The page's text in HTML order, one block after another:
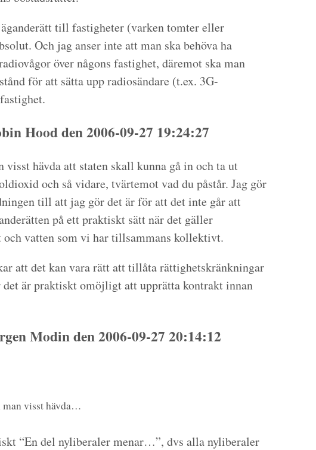
till fastigheter (varken tomter eller
Och jag anser inte att man ska behöva ha
över någons fastighet, däremot ska man
för att sätta upp radiosändare (t.ex. 3G-
Hood den 2006-09-27 19:24:27
visst hävda att staten skall kunna gå in och ta ut
och så vidare, tvärtemot vad du påstår. Jag gör
till att jag gör det är för att det inte går att
på ett praktiskt sätt när det gäller
vatten som vi har tillsammans kollektivt.
att det kan vara rätt att tillåta rättighetskränkningar
det är praktiskt omöjligt att upprätta kontrakt innan
Modin den 2006-09-27 20:14:12
man visst hävda…
“En del nyliberaler menar…”, dvs alla nyliberaler